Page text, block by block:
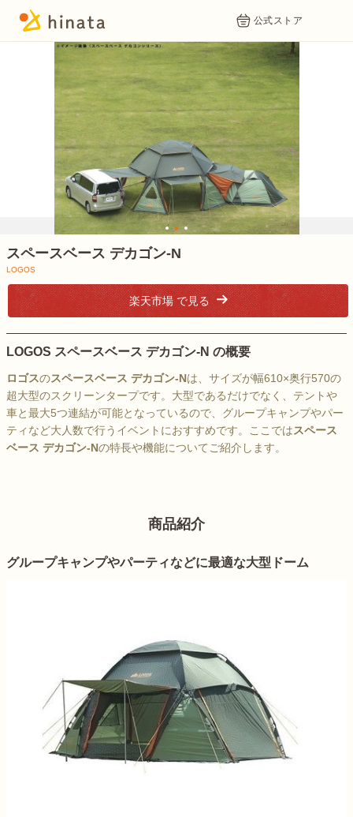
公式ストア
1 2 3
スペースベース デカゴン-N
LOGOS
楽天市場 で見る
LOGOS スペースベース デカゴン-N の概要
ロゴスのスペースベース デカゴン-Nは、サイズが幅610×奥行570の
超大型のスクリーンタープです。大型であるだけでなく、テントや
車と最大5つ連結が可能となっているので、グループキャンプやパー
ティなど大人数で行うイベントにおすすめです。ここではスペース
ベース デカゴン-Nの特長や機能についてご紹介します。
商品紹介
グループキャンプやパーティなどに最適な大型ドーム